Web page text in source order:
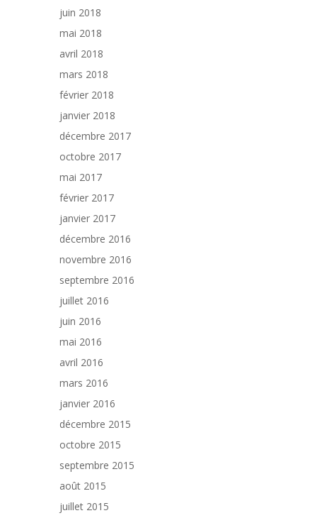
juin 2018
mai 2018
avril 2018
mars 2018
février 2018
janvier 2018
décembre 2017
octobre 2017
mai 2017
février 2017
janvier 2017
décembre 2016
novembre 2016
septembre 2016
juillet 2016
juin 2016
mai 2016
avril 2016
mars 2016
janvier 2016
décembre 2015
octobre 2015
septembre 2015
août 2015
juillet 2015